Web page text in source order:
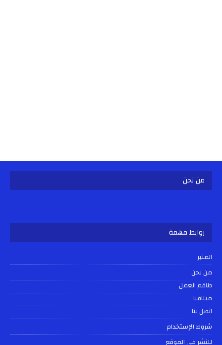
من نحن
روابط مهمة
المنبر
من نحن
طاقم العمل
ميثاقنا
اتصل بنا
شروط الإستخدام
للنشر في الموقع